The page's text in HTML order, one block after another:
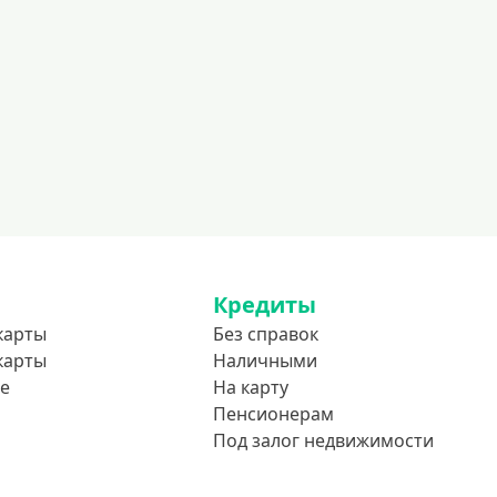
Visa Classic
UnionPay
Кредиты
Без справок
Наличными
На карту
Пенсионерам
Под залог недвижимости